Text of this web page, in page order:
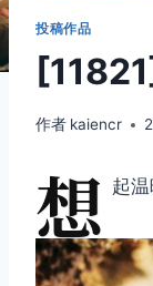
投稿作品
作者 kaiencr
想 起